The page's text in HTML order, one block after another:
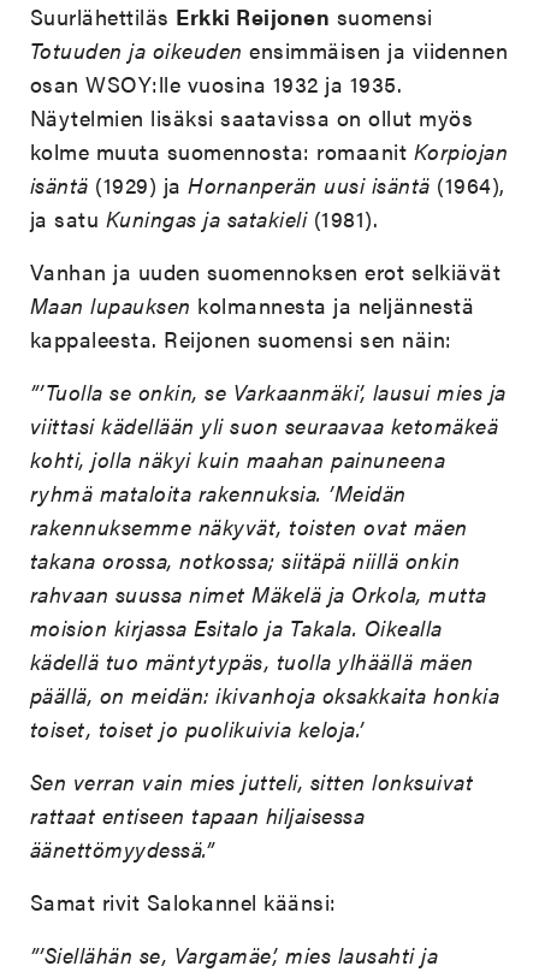
Suurlähettiläs Erkki Reijonen suomensi
Totuuden ja oikeuden ensimmäisen ja viidennen
osan WSOY:lle vuosina 1932 ja 1935.
Näytelmien lisäksi saatavissa on ollut myös
kolme muuta suomennosta: romaanit Korpiojan
isäntä (1929) jaHornanperän uusi isäntä (1964),
ja satu Kuningas ja satakieli(1981).
Vanhan ja uuden suomennoksen erot selkiävät
Maan lupauksen kolmannesta ja neljännestä
kappaleesta. Reijonen suomensi sen näin:
”’Tuolla se onkin, se Varkaanmäki’, lausui mies ja
viittasi kädellään yli suon seuraavaa ketomäkeä
kohti, jolla näkyi kuin maahan painuneena
ryhmä mataloita rakennuksia. ’Meidän
rakennuksemme näkyvät, toisten ovat mäen
takana orossa, notkossa; siitäpä niillä onkin
rahvaan suussa nimet Mäkelä ja Orkola, mutta
moision kirjassa Esitalo ja Takala. Oikealla
kädellä tuo mäntytypäs, tuolla ylhäällä mäen
päällä, on meidän: ikivanhoja oksakkaita honkia
toiset, toiset jo puolikuivia keloja.’
Sen verran vain mies jutteli, sitten lonksuivat
rattaat entiseen tapaan hiljaisessa
äänettömyydessä.”
Samat rivit Salokannel käänsi:
”’Siellähän se, Vargamäe’, mies lausahti ja